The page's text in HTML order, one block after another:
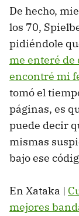
De hecho,
los 70,
pidiéndole
me enteré de
encontré mi
tomó el
páginas, es
puede decir
mismas
bajo ese
En Xataka |
mejores